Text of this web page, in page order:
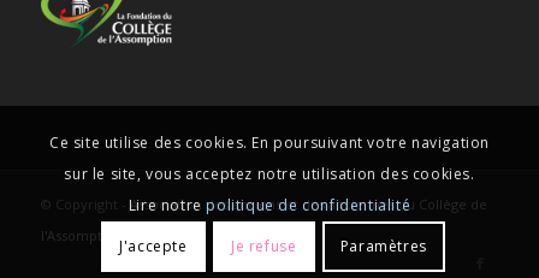
© Copyright - Association des anciens et des anciennes du Collège de
l'Assomption
Ce site utilise des cookies. En poursuivant votre navigation
sur le site, vous acceptez notre utilisation des cookies.
Lire notre politique de confidentialité
J'accepte Je refuse Paramètres